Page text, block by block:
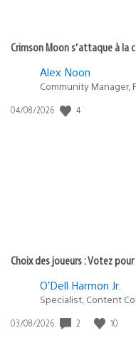
Crimson Moon s’attaque à la
Alex Noon
Community Manager,
Date
04/08/2026 4
Choix des joueurs : Votez
O’Dell Harmon Jr.
Specialist, Content
Date
03/08/2026 2 10